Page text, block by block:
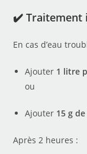
✔️ Traitement
En cas d’eau
Ajouter 1 litre
ou
Ajouter 15 g
Après 2 heures :